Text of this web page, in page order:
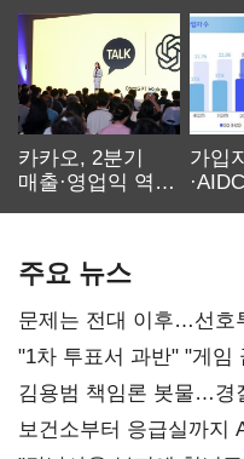
카카오, 2분기
매출·영업익 역대
가입
주요 뉴스
문제는 전대 이후…선호
불복'
"1차 투표서 과반" "게
김용범 책임론 봇물…경
보건소부터 응급실까지